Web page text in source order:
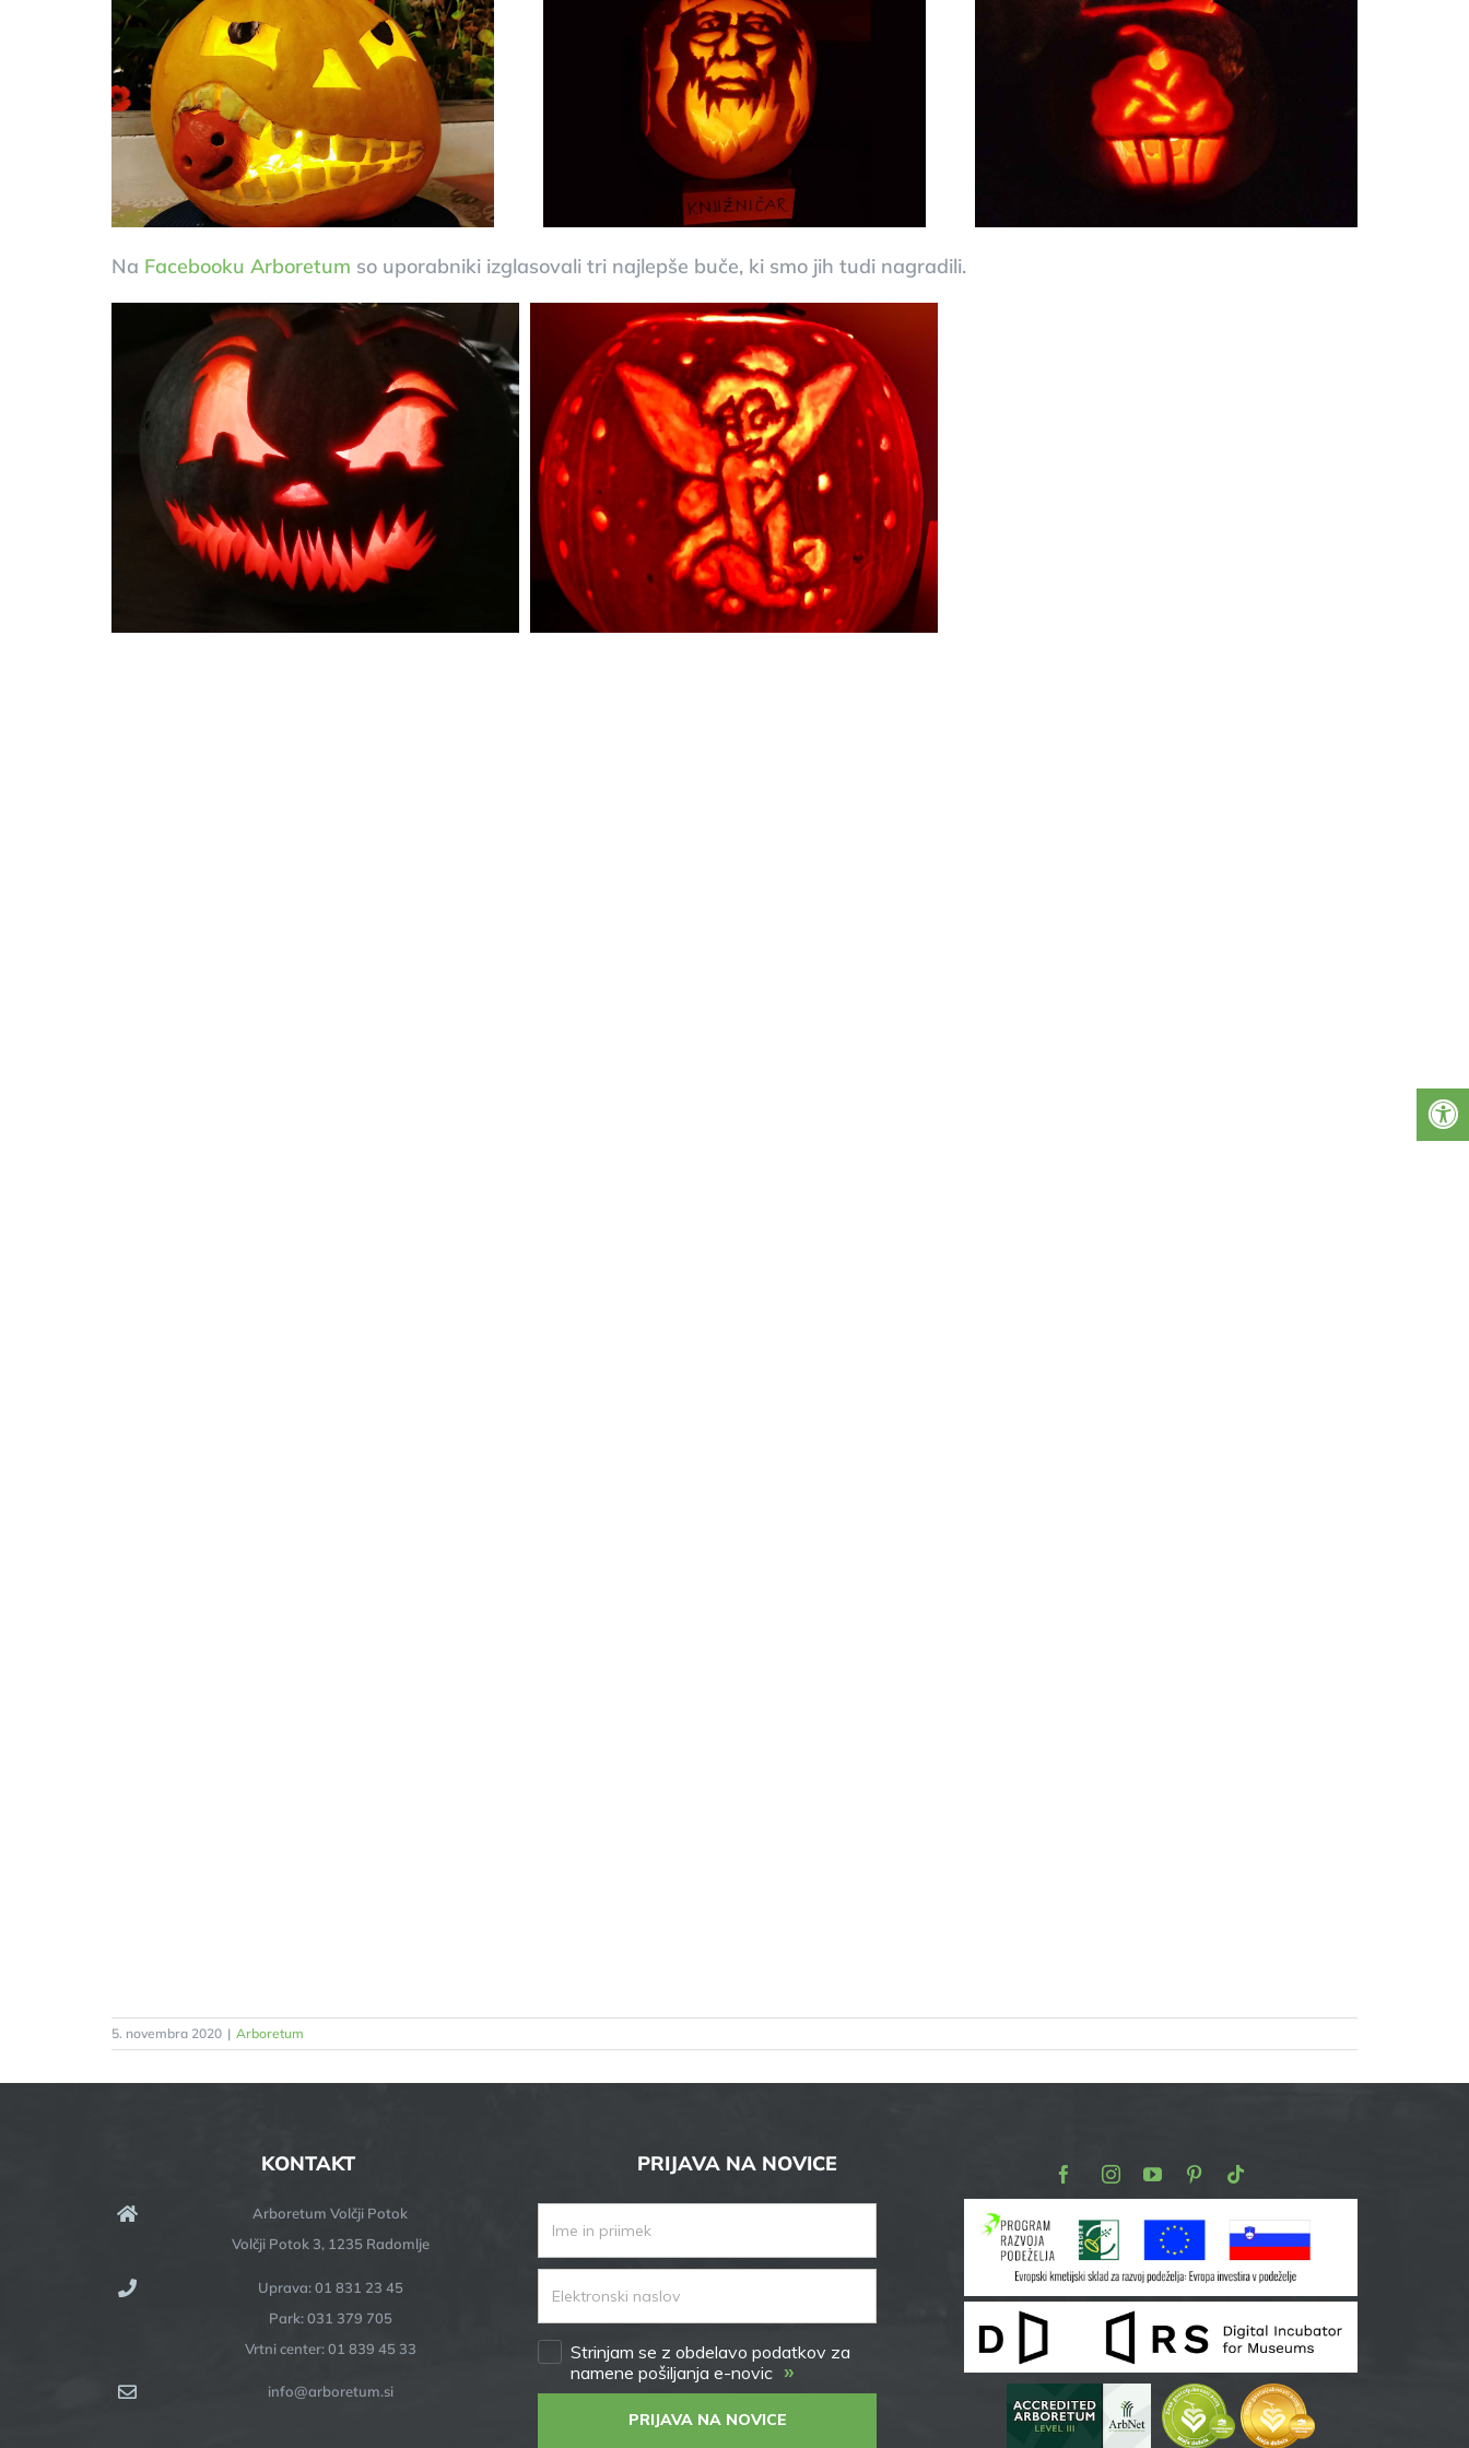
Na Facebooku Arboretum so uporabniki izglasovali tri najlepše buče, ki smo jih tudi nagradili.
5. novembra 2020 | Arboretum
KONTAKT
Arboretum Volčji Potok
Volčji Potok 3, 1235 Radomlje
Uprava: 01 831 23 45
Park: 031 379 705
Vrtni center: 01 839 45 33
info@arboretum.si
PRIJAVA NA NOVICE
Strinjam se z obdelavo podatkov za
namene pošiljanja e-novic »
PRIJAVA NA NOVICE
FacebookInstagram
YoutubePinterest